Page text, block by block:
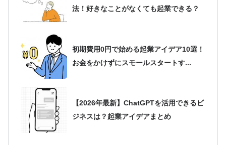
法！好きなことがなくても起業できる？
初期費用0円で始める起業アイデア10選！
お金をかけずにスモールスタートす...
【2026年最新】ChatGPTを活用できるビ
ジネスは？起業アイデアまとめ